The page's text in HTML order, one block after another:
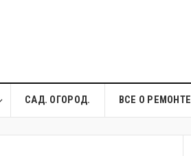
САД. ОГОРОД. ВСЕ О РЕМОНТЕ